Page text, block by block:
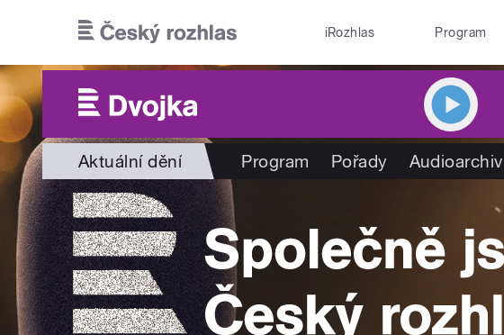
iRozhlas Program
Aktuální dění Program Pořady Audioarchiv